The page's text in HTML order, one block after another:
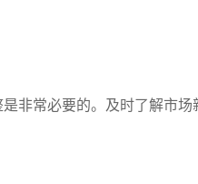
非常必要的。及时了解市